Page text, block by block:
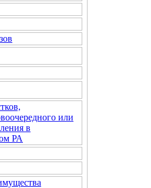
или
в
РА